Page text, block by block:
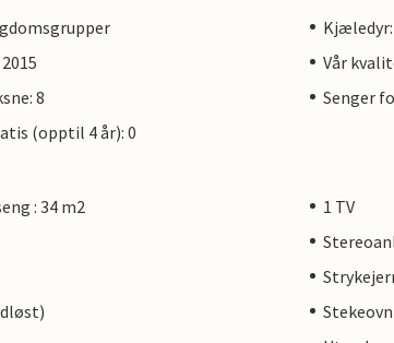
Kjæledyr:
Vår
8
Senger
(opptil 4 år): 0
: 34 m2
1 TV
Stekeovn